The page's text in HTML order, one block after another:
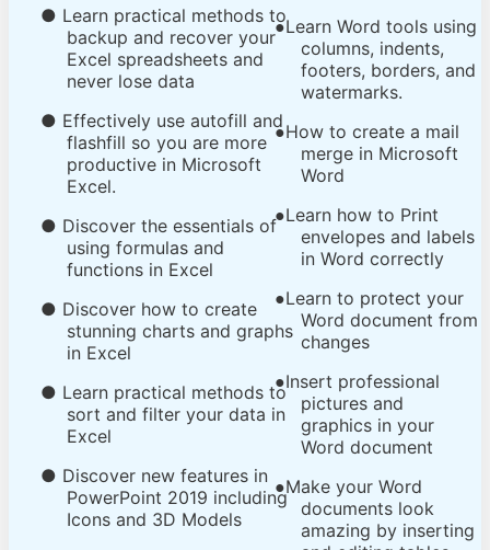
● Learn practical methods to
backup and recover your
Excel spreadsheets and
never lose data
● Effectively use autofill and
flashfill so you are more
productive in Microsoft
Excel.
● Discover the essentials of
using formulas and
functions in Excel
● Discover how to create
stunning charts and graphs
in Excel
● Learn practical methods to
sort and filter your data in
Excel
● Discover new features in
PowerPoint 2019 including
Icons and 3D Models
●Learn Word tools using
columns, indents,
footers, borders, and
watermarks.
●How to create a mail
merge in Microsoft
Word
●Learn how to Print
envelopes and labels
in Word correctly
●Learn to protect your
Word document from
changes
●Insert professional
pictures and
graphics in your
Word document
●Make your Word
documents look
amazing by inserting